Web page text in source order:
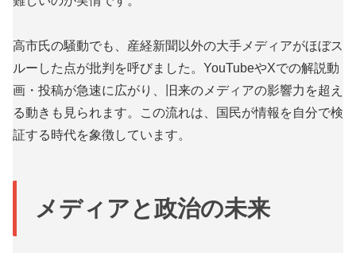
高市氏の騒動でも、産経新聞以外の大手メディアがほぼス
ルーした点が批判を呼びました。YouTubeやXでの解説動
画・投稿が急速に広がり、旧来のメディアの影響力を超え
る動きも見られます。この流れは、国民が情報を自分で検
証する時代を象徴しています。
メディアと政治の未来